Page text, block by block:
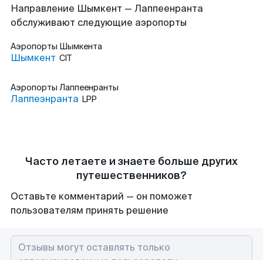
Направление Шымкент — Лаппеенранта
обслуживают следующие аэропорты
Аэропорты Шымкента
Шымкент CIT
Аэропорты Лаппеенранты
Лаппеэнранта LPP
Часто летаете и знаете больше других
путешественников?
Оставьте комментарий — он поможет
пользователям принять решение